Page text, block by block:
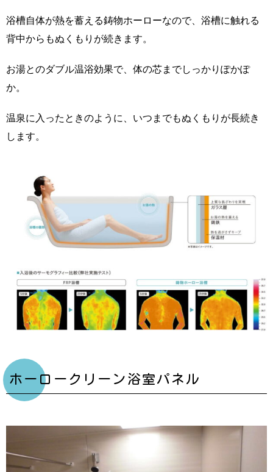
浴槽自体が熱を蓄える鋳物ホーローなので、浴槽に触れる
背中からもぬくもりが続きます。
お湯とのダブル温浴効果で、体の芯までしっかりぽかぽ
か。
温泉に入ったときのように、いつまでもぬくもりが長続き
します。
ホーロークリーン浴室パネル